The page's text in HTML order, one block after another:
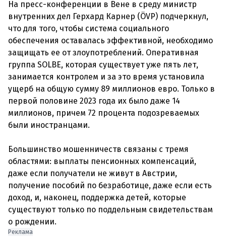
На пресс-конференции в Вене в среду министр
внутренних дел Герхард Карнер (ÖVP) подчеркнул,
что для того, чтобы система социального
обеспечения оставалась эффективной, необходимо
защищать ее от злоупотреблений. Оперативная
группа SOLBE, которая существует уже пять лет,
занимается контролем и за это время установила
ущерб на общую сумму 89 миллионов евро. Только в
первой половине 2023 года их было даже 14
миллионов, причем 72 процента подозреваемых
были иностранцами.
Большинство мошенничеств связаны с тремя
областями: выплаты пенсионных компенсаций,
даже если получатели не живут в Австрии,
получение пособий по безработице, даже если есть
доход, и, наконец, поддержка детей, которые
существуют только по поддельным свидетельствам
Реклама